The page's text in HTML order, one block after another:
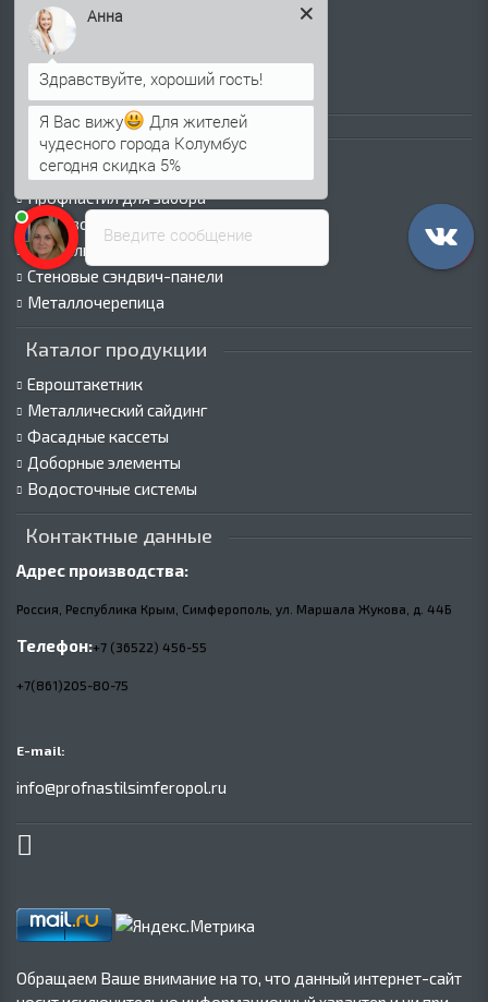
Как оформить заказ
Вакансии
Оплата
Пресс-центр
Каталог продукции
Профнастил для крыши
Профнастил для забора
Стеновой профнастил
Кровельные сэндвич-панели
Стеновые сэндвич-панели
Металлочерепица
Каталог продукции
Евроштакетник
Металлический сайдинг
Фасадные кассеты
Доборные элементы
Водосточные системы
Контактные данные
Адрес производства:
Россия, Республика Крым, Симферополь, ул. Маршала Жукова, д. 44Б
Телефон:+7 (36522) 456-55
+7(861)205-80-75
E-mail:
info@profnastilsimferopol.ru
Обращаем Ваше внимание на то, что данный интернет-сайт
Введите сообщение
Анна
Я Вас вижу
Для жителей
чудесного города Колумбус
сегодня скидка 5%